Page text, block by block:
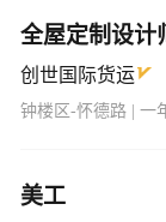
全屋定制设计
创世国际货运
钟楼区-怀德路 | 一
美工